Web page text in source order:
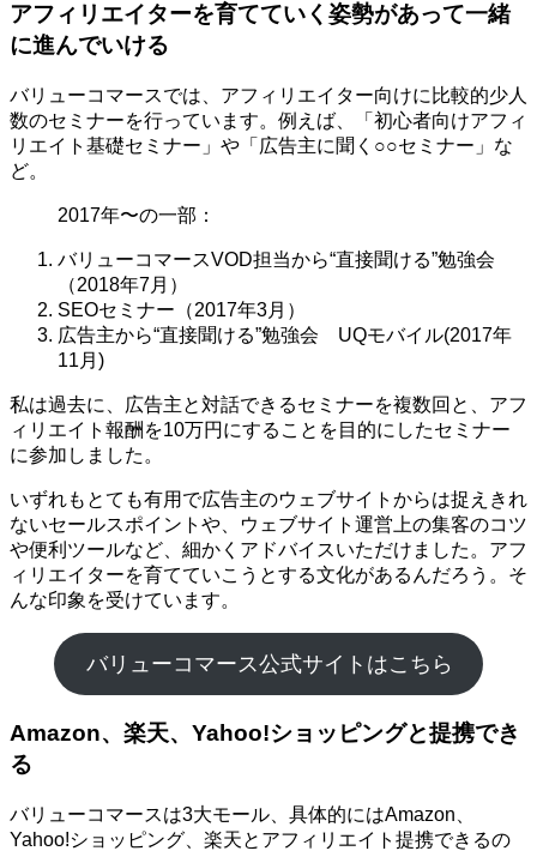
アフィリエイターを育てていく姿勢があって一緒
に進んでいける
バリューコマースでは、アフィリエイター向けに比較的少人
数のセミナーを行っています。例えば、「初心者向けアフィ
リエイト基礎セミナー」や「広告主に聞く○○セミナー」な
ど。
2017年〜の一部：
バリューコマースVOD担当から“直接聞ける”勉強会
（2018年7月）
SEOセミナー（2017年3月）
広告主から“直接聞ける”勉強会 UQモバイル(2017年
11月)
私は過去に、広告主と対話できるセミナーを複数回と、アフ
ィリエイト報酬を10万円にすることを目的にしたセミナー
に参加しました。
いずれもとても有用で広告主のウェブサイトからは捉えきれ
ないセールスポイントや、ウェブサイト運営上の集客のコツ
や便利ツールなど、細かくアドバイスいただけました。アフ
ィリエイターを育てていこうとする文化があるんだろう。そ
んな印象を受けています。
バリューコマース公式サイトはこちら
Amazon、楽天、Yahoo!ショッピングと提携でき
る
バリューコマースは3大モール、具体的にはAmazon、
Yahoo!ショッピング、楽天とアフィリエイト提携できるの